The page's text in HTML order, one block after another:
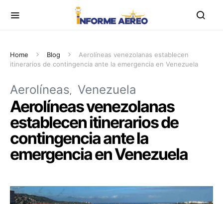
Home Blog
Aerolíneas venezolanas establecen
itinerarios de contingencia ante la emergencia en Venezuela
Aerolíneas Venezuela
Aerolíneas venezolanas
establecen itinerarios de
contingencia ante la
emergencia en Venezuela